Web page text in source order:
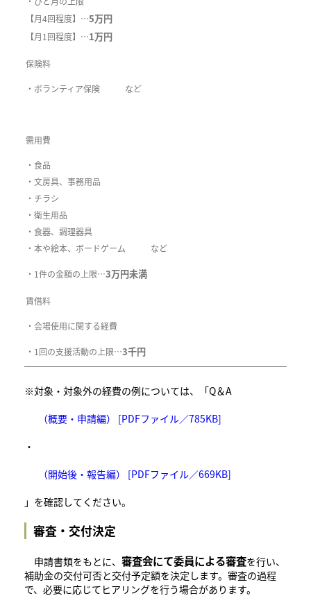
【月4回程度】…5万円
【月1回程度】…1万円
保険料
・ボランティア保険 など
需用費
・食品
・文房具、事務用品
・チラシ
・衛生用品
・食器、調理器具
・本や絵本、ボードゲーム など
・1件の金額の上限…3万円未満
賃借料
・会場使用に関する経費
・1回の支援活動の上限…3千円
※対象・対象外の経費の例については、「Q＆A
（概要・申請編） [PDFファイル／785KB]
・
（開始後・報告編） [PDFファイル／669KB]
」を確認してください。
審査・交付決定
申請書類をもとに、 審査会にて委員による審査を行い、
補助金の交付可否と交付予定額を決定します。審査の過程
で、必要に応じてヒアリングを行う場合があります。